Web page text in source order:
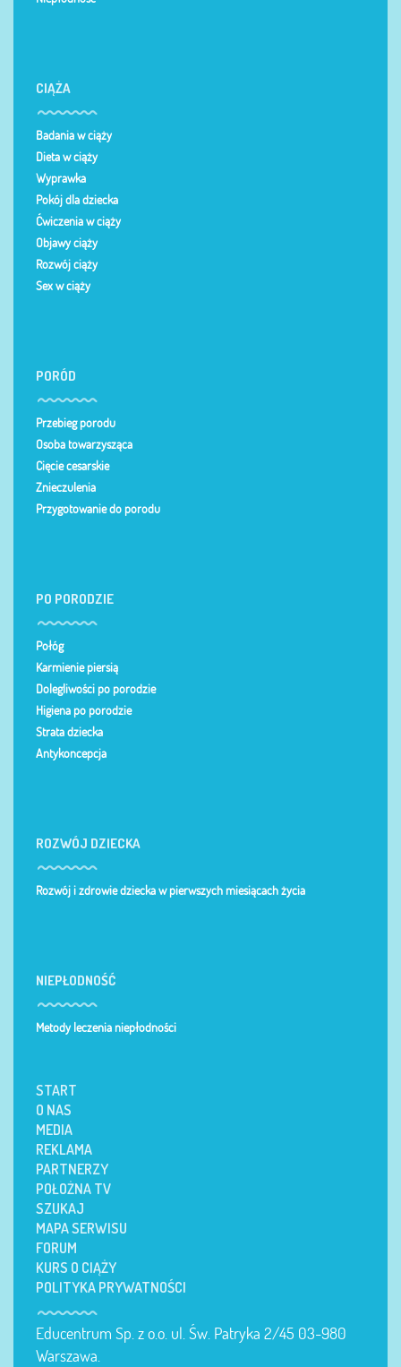
CIĄŻA
Badania w ciąży
Dieta w ciąży
Wyprawka
Pokój dla dziecka
Ćwiczenia w ciąży
Objawy ciąży
Rozwój ciąży
Sex w ciąży
PORÓD
Przebieg porodu
Osoba towarzysząca
Cięcie cesarskie
Znieczulenia
Przygotowanie do porodu
PO PORODZIE
Połóg
Karmienie piersią
Dolegliwości po porodzie
Higiena po porodzie
Strata dziecka
Antykoncepcja
ROZWÓJ DZIECKA
Rozwój i zdrowie dziecka w pierwszych miesiącach życia
NIEPŁODNOŚĆ
Metody leczenia niepłodności
START
O NAS
MEDIA
REKLAMA
PARTNERZY
POŁOŻNA TV
SZUKAJ
MAPA SERWISU
FORUM
KURS O CIĄŻY
POLITYKA PRYWATNOŚCI
Educentrum Sp. z o.o. ul. Św. Patryka 2/45 03-980
Warszawa.